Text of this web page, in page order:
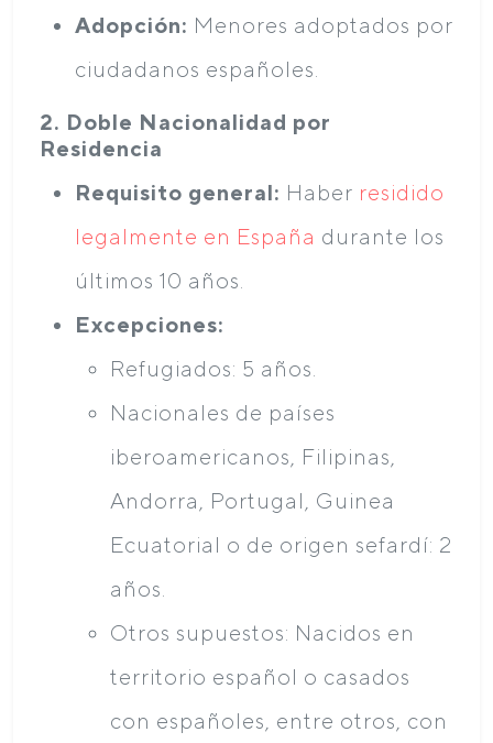
Adopción: Menores adoptados por
ciudadanos españoles.
2. Doble Nacionalidad por
Residencia
Requisito general: Haber residido
legalmente en España durante los
últimos 10 años.
Excepciones:
Refugiados: 5 años.
Nacionales de países
iberoamericanos, Filipinas,
Andorra, Portugal, Guinea
Ecuatorial o de origen sefardí: 2
años.
Otros supuestos: Nacidos en
territorio español o casados
con españoles, entre otros, con